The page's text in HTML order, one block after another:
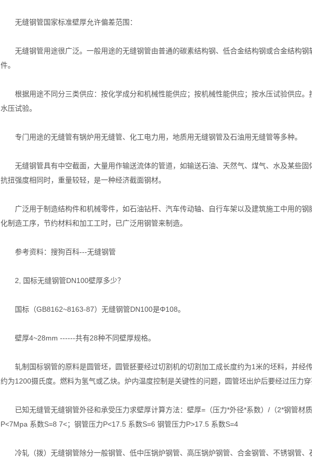
无缝钢管国家标准壁厚允许偏差范围：
无缝钢管用途很广泛。一般用途的无缝钢管由普通的碳素结构钢、低合金结构钢或合金结构钢
件。
根据用途不同分三类供应：按化学成分和机械性能供应；按机械性能供应；按水压试验供应。
水压试验。
专门用途的无缝管有锅炉用无缝管、化工电力用，地质用无缝钢管及石油用无缝管等多种。
无缝钢管具有中空截面，大量用作输送流体的管道，如输送石油、天然气、煤气、水及某些固
抗扭强度相同时，重量较轻，是一种经济截面钢材。
广泛用于制造结构件和机械零件，如石油钻杆、汽车传动轴、自行车架以及建筑施工中用的钢
化制造工序，节约材料和加工工时，已广泛用钢管来制造。
参考资料：搜狗百科---无缝钢管
2, 国标无缝钢管DN100壁厚多少？
国标（GB8162~8163-87）无缝钢管DN100是Φ108。
壁厚4~28mm ------共有28种不同壁厚规格。
轧制国标钢管的原料是圆管坯，圆管胚要经过切割机的切割加工成长度约为1米的坯料，并经
约为1200摄氏度。燃料为氢气或乙炔。炉内温度控制是关键性的问题，圆管坯出炉后要经过压力穿
已知无缝管无缝钢管外径和承受压力求壁厚计算方法：壁厚=（压力*外径*系数）/（2*钢管材
P<7Mpa 系数S=8 7<；钢管压力P<17.5 系数S=6 钢管压力P>17.5 系数S=4
冷轧（拨）无缝钢管除分一般钢管、低中压锅炉钢管、高压锅炉钢管、合金钢管、不锈钢管、